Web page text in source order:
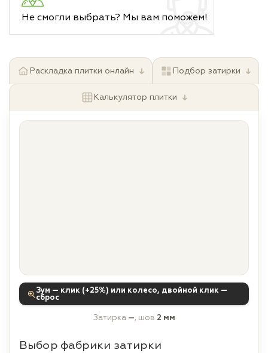
Не смогли выбрать? Мы вам поможем!
Раскладка плитки онлайн ↓ Подбор затирки ↓
Калькулятор плитки ↓
Зум — клик (+25%) или колесо, двойной клик —
сброс
Затирка —, шов 2 мм
Выбор фабрики затирки